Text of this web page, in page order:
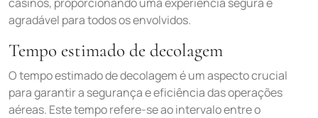
agradável para todos os envolvidos.
Tempo estimado de decolagem
O tempo estimado de decolagem é um aspecto crucial
para garantir a segurança e eficiência das operações
aéreas. Este tempo refere-se ao intervalo entre o